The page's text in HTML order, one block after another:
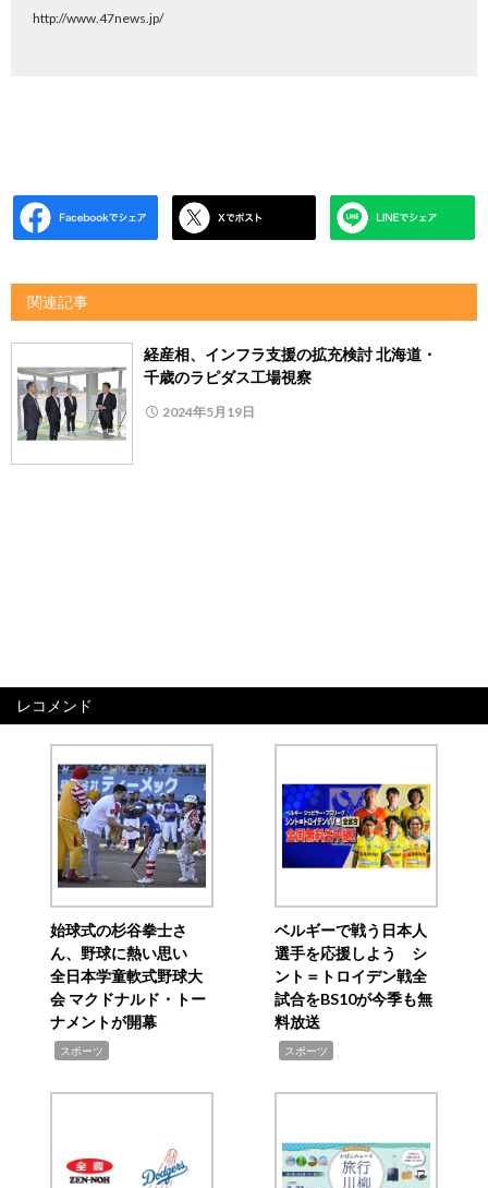
http://www.47news.jp/
関連記事
経産相、インフラ支援の拡充検討 北海道・
千歳のラピダス工場視察
2024年5月19日
レコメンド
始球式の杉谷拳士さ
ん、野球に熱い思い
全日本学童軟式野球大
会 マクドナルド・トー
ナメントが開幕
スポーツ
ベルギーで戦う日本人
選手を応援しよう シ
ント＝トロイデン戦全
試合をBS10が今季も無
料放送
スポーツ